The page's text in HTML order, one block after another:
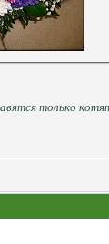
только